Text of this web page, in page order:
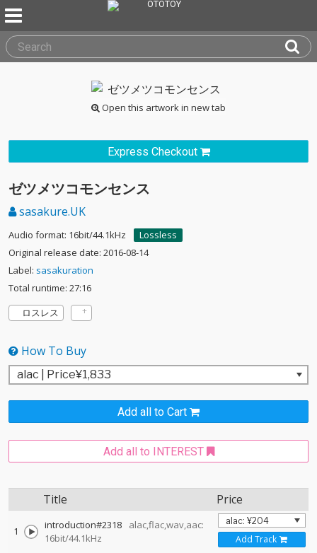
Open this artwork in new tab
Express Checkout
ゼツメツコモンセンス
sasakure.UK
Audio format: 16bit/44.1kHz
Lossless
Original release date: 2016-08-14
Label: sasakuration
Total runtime: 27:16
ロスレス
How To Buy
Add all to Cart
Add all to INTEREST
Title Price
1 introduction#2318
alac,flac,wav,aac:
16bit/44.1kHz
Add Track